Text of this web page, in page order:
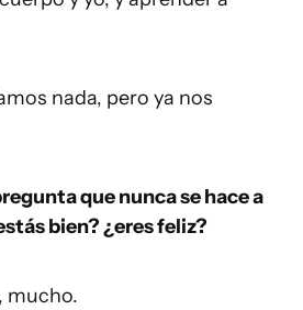
nada, pero ya nos
que nunca se hace a
bien? ¿eres feliz?
mucho.